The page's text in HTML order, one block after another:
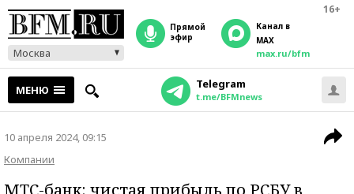
16+
Москва
прямой
эфир
Канал в
MAX
max.ru/bfm
МЕНЮ Telegram
t.me/BFMnews
10 апреля 2024, 09:15
Компании
МТС-банк: чистая прибыль по РСБУ в